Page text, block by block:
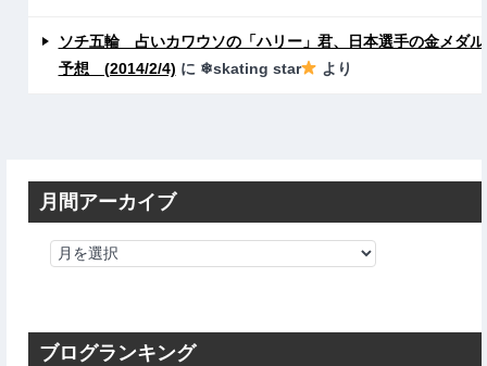
ソチ五輪 占いカワウソの「ハリー」君、日本選手の金メダル
予想 (2014/2/4) に ❄skating star より
月間アーカイブ
ブログランキング